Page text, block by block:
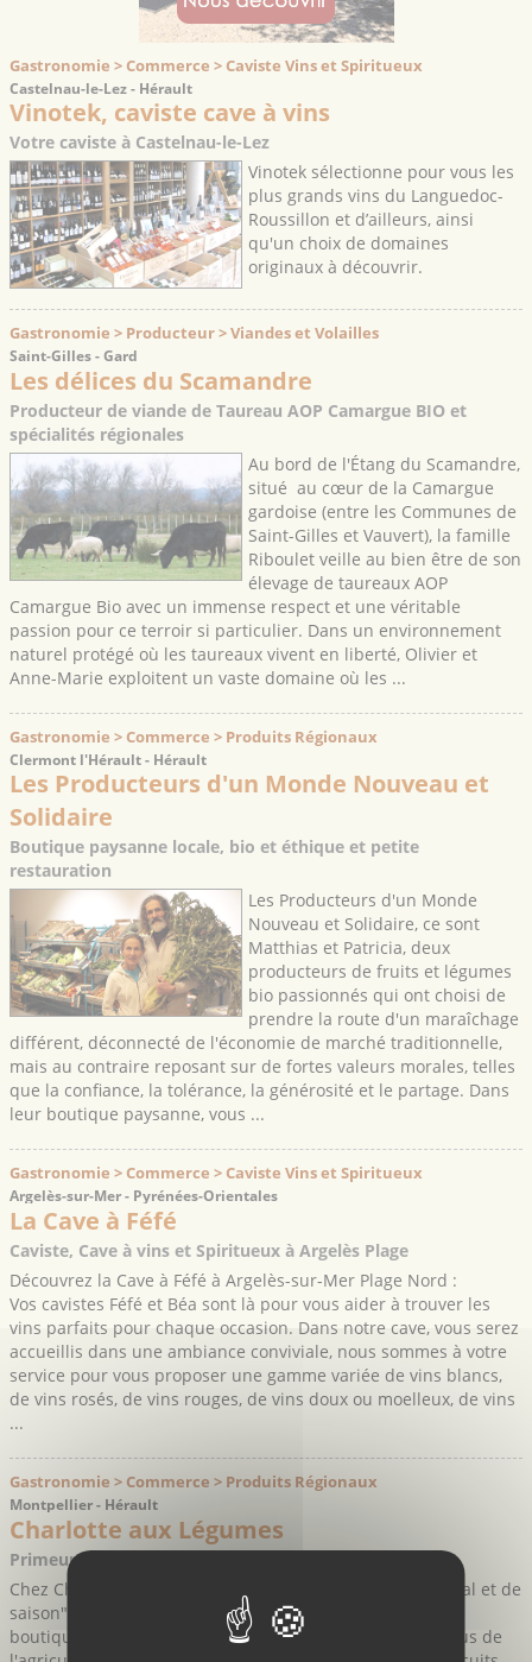
Gastronomie > Commerce > Caviste Vins et Spiritueux
Castelnau-le-Lez - Hérault
Vinotek, caviste cave à vins
Votre caviste à Castelnau-le-Lez
Vinotek sélectionne pour vous les
plus grands vins du Languedoc-
Roussillon et d’ailleurs, ainsi
qu'un choix de domaines
originaux à découvrir.
Gastronomie > Producteur > Viandes et Volailles
Saint-Gilles - Gard
Les délices du Scamandre
Producteur de viande de Taureau AOP Camargue BIO et
spécialités régionales
Au bord de l'Étang du Scamandre,
situé au cœur de la Camargue
gardoise (entre les Communes de
Saint-Gilles et Vauvert), la famille
Riboulet veille au bien être de son
élevage de taureaux AOP
Camargue Bio avec un immense respect et une véritable
passion pour ce terroir si particulier. Dans un environnement
naturel protégé où les taureaux vivent en liberté, Olivier et
Anne-Marie exploitent un vaste domaine où les ...
Gastronomie > Commerce > Produits Régionaux
Clermont l'Hérault - Hérault
Les Producteurs d'un Monde Nouveau et
Solidaire
Boutique paysanne locale, bio et éthique et petite
restauration
Les Producteurs d'un Monde
Nouveau et Solidaire, ce sont
Matthias et Patricia, deux
producteurs de fruits et légumes
bio passionnés qui ont choisi de
prendre la route d'un maraîchage
différent, déconnecté de l'économie de marché traditionnelle,
mais au contraire reposant sur de fortes valeurs morales, telles
que la confiance, la tolérance, la générosité et le partage. Dans
leur boutique paysanne, vous ...
Gastronomie > Commerce > Caviste Vins et Spiritueux
Argelès-sur-Mer - Pyrénées-Orientales
La Cave à Féfé
Caviste, Cave à vins et Spiritueux à Argelès Plage
Découvrez la Cave à Féfé à Argelès-sur-Mer Plage Nord :
Vos cavistes Féfé et Béa sont là pour vous aider à trouver les
vins parfaits pour chaque occasion. Dans notre cave, vous serez
accueillis dans une ambiance conviviale, nous sommes à votre
service pour vous proposer une gamme variée de vins blancs,
de vins rosés, de vins rouges, de vins doux ou moelleux, de vins
...
Gastronomie > Commerce > Produits Régionaux
Montpellier - Hérault
Charlotte aux Légumes
Primeur – Magasin de fruits et légumes
Chez Charlotte aux légumes, la devise c'est : "manger local et de
saison". C'est pourquoi vous retrouverez dans cette jolie
boutique des étals de fruits et de légumes de saison, issus de